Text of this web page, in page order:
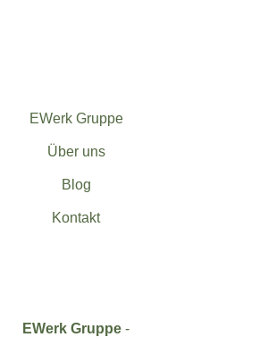
EWerk Gruppe
Über uns
Blog
Kontakt
EWerk Gruppe -